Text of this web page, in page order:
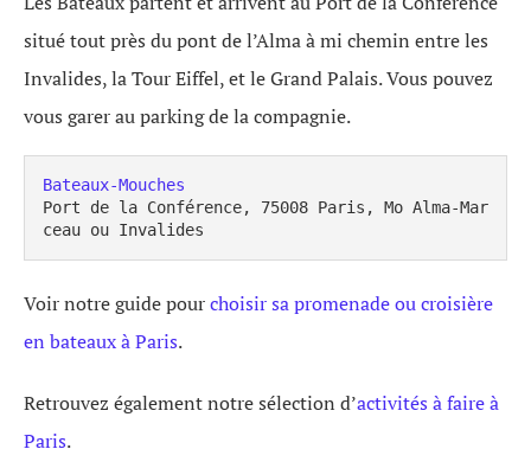
situé tout près du pont de l’Alma à mi chemin entre les
Invalides, la Tour Eiffel, et le Grand Palais. Vous pouvez
vous garer au parking de la compagnie.
Bateaux-Mouches
Port de la Conférence, 75008 Paris, Mo Alma-Mar
ceau ou Invalides
Voir notre guide pourchoisir sa promenade ou croisière
en bateaux à Paris.
Retrouvez également notre sélection d’activités à faire à
Paris.